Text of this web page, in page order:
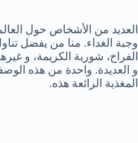
العديد من الأشخاص حول
وجبة الغداء. منا من يفضل
الفراخ، شوربة الكريمة، و
و العديدة. واحدة من هذه
المغذية الرائعة هذه.